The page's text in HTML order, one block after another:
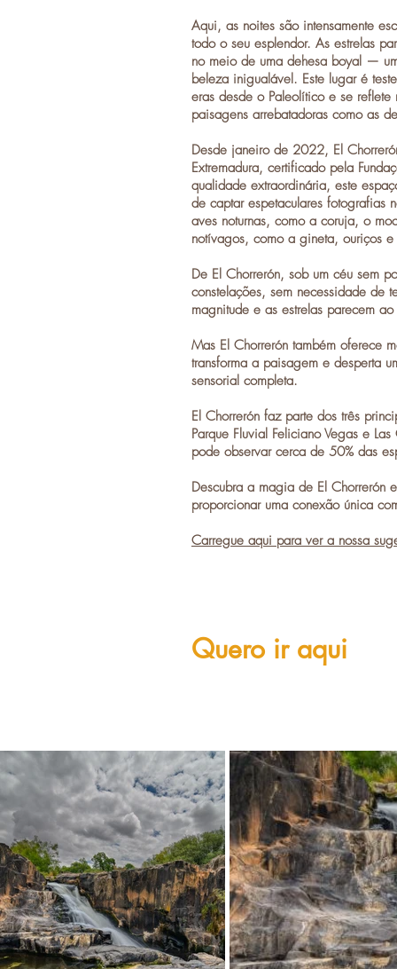
Aqui, as noites são intensamente
todo o seu esplendor. As estrelas
no meio de uma dehesa boyal —
beleza inigualável. Este lugar é
eras desde o Paleolítico e se
paisagens arrebatadoras como as
Desde janeiro de 2022, El
Extremadura, certificado pela
qualidade extraordinária, este
de captar espetaculares fotografias
aves noturnas, como a coruja, o
notívagos, como a gineta, ouriços e
De El Chorrerón, sob um céu sem
constelações, sem necessidade de
magnitude e as estrelas parecem
Mas El Chorrerón também oferece
transforma a paisagem e desperta
sensorial completa.
El Chorrerón faz parte dos três
Parque Fluvial Feliciano Vegas e
pode observar cerca de 50% das
Descubra a magia de El
proporcionar uma conexão única
Carregue aqui para ver a nossa
Quero ir aqui